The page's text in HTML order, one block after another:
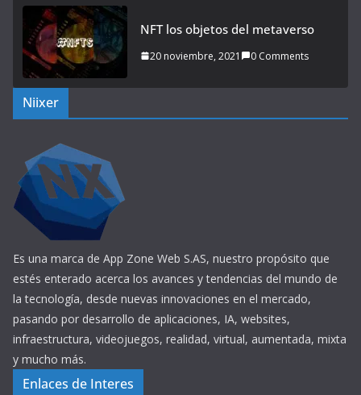
NFT los objetos del metaverso
20 noviembre, 2021 0 Comments
Niixer
Es una marca de App Zone Web S.AS, nuestro propósito que
estés enterado acerca los avances y tendencias del mundo de
la tecnología, desde nuevas innovaciones en el mercado,
pasando por desarrollo de aplicaciones, IA, websites,
infraestructura, videojuegos, realidad, virtual, aumentada, mixta
y mucho más.
Enlaces de Interes